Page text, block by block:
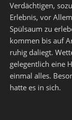
Verdächtigen,
Erlebnis, vor
Spülsaum zu
kommen bis auf
ruhig daliegt.
gelegentlich eine
einmal alles.
hatte es in sich.